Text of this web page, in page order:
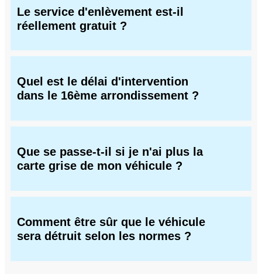
Le service d'enlèvement est-il
réellement gratuit ?
Quel est le délai d'intervention
dans le 16ème arrondissement ?
Que se passe-t-il si je n'ai plus la
carte grise de mon véhicule ?
Comment être sûr que le véhicule
sera détruit selon les normes ?